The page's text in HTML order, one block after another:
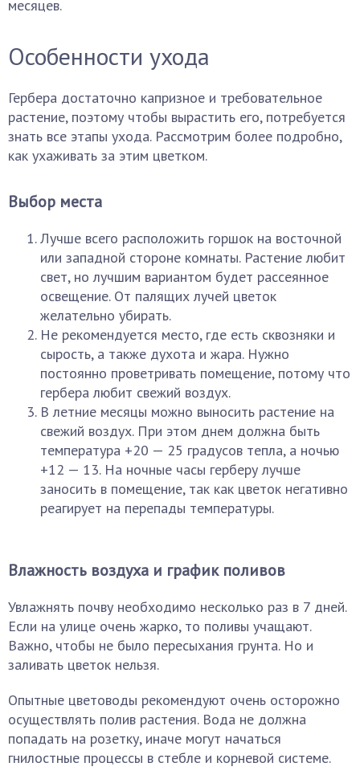
месяцев.
Особенности ухода
Гербера достаточно капризное и требовательное
растение, поэтому чтобы вырастить его, потребуется
знать все этапы ухода. Рассмотрим более подробно,
как ухаживать за этим цветком.
Выбор места
Лучше всего расположить горшок на восточной
или западной стороне комнаты. Растение любит
свет, но лучшим вариантом будет рассеянное
освещение. От палящих лучей цветок
желательно убирать.
Не рекомендуется место, где есть сквозняки и
сырость, а также духота и жара. Нужно
постоянно проветривать помещение, потому что
гербера любит свежий воздух.
В летние месяцы можно выносить растение на
свежий воздух. При этом днем должна быть
температура +20 — 25 градусов тепла, а ночью
+12 — 13. На ночные часы герберу лучше
заносить в помещение, так как цветок негативно
реагирует на перепады температуры.
Влажность воздуха и график поливов
Увлажнять почву необходимо несколько раз в 7 дней.
Если на улице очень жарко, то поливы учащают.
Важно, чтобы не было пересыхания грунта. Но и
заливать цветок нельзя.
Опытные цветоводы рекомендуют очень осторожно
осуществлять полив растения. Вода не должна
попадать на розетку, иначе могут начаться
гнилостные процессы в стебле и корневой системе.